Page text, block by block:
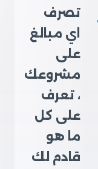
تصرف
اي مبالغ
على
مشروعك
، تعرف
على كل
ما هو
قادم لك